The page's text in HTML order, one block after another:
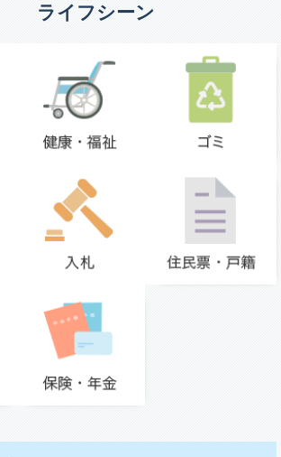
ライフシーン